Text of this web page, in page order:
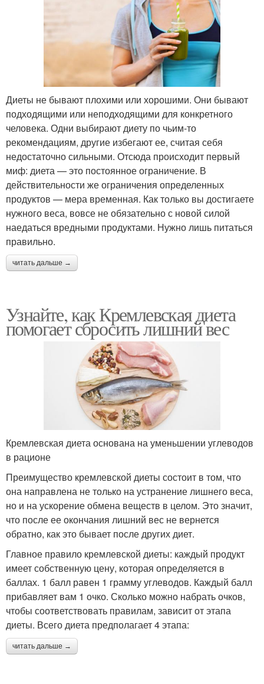
Диеты не бывают плохими или хорошими. Они бывают
подходящими или неподходящими для конкретного
человека. Одни выбирают диету по чьим-то
рекомендациям, другие избегают ее, считая себя
недостаточно сильными. Отсюда происходит первый
миф: диета — это постоянное ограничение. В
действительности же ограничения определенных
продуктов — мера временная. Как только вы достигаете
нужного веса, вовсе не обязательно с новой силой
наедаться вредными продуктами. Нужно лишь питаться
правильно.
читать дальше →
Узнайте, как Кремлевская диета
помогает сбросить лишний вес
Кремлевская диета основана на уменьшении углеводов
в рационе
Преимущество кремлевской диеты состоит в том, что
она направлена не только на устранение лишнего веса,
но и на ускорение обмена веществ в целом. Это значит,
что после ее окончания лишний вес не вернется
обратно, как это бывает после других диет.
Главное правило кремлевской диеты: каждый продукт
имеет собственную цену, которая определяется в
баллах. 1 балл равен 1 грамму углеводов. Каждый балл
прибавляет вам 1 очко. Сколько можно набрать очков,
чтобы соответствовать правилам, зависит от этапа
диеты. Всего диета предполагает 4 этапа:
читать дальше →